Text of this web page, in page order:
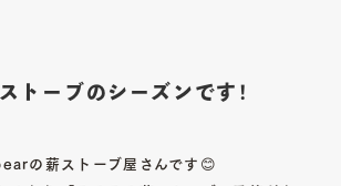
Youtube Facebook
トーブのシーズンです！
の薪ストーブ屋さんです😊